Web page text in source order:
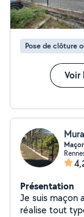
Pose de clôture
Voir
Présentation
Je suis maçon
réalise tout